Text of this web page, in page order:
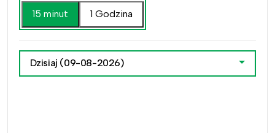
15 minut
1 Godzina
Dzisiaj (09-08-2026)